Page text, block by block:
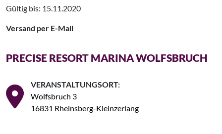
Gültig bis: 15.11.2020
Versand per E-Mail
PRECISE RESORT MARINA WOLFSBRUCH
VERANSTALTUNGSORT:
Wolfsbruch 3
16831 Rheinsberg-Kleinzerlang